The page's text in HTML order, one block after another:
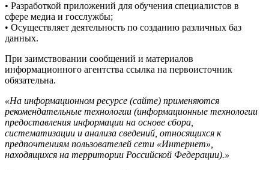
• Разработкой приложений для обучения специалистов в
сфере медиа и госслужбы;
• Осуществляет деятельность по созданию различных баз
данных.
При заимствовании сообщений и материалов
информационного агентства ссылка на первоисточник
обязательна.
«На информационном ресурсе (сайте) применяются
рекомендательные технологии (информационные технологии
предоставления информации на основе сбора,
систематизации и анализа сведений, относящихся к
предпочтениям пользователей сети «Интернет»,
находящихся на территории Российской Федерации).»